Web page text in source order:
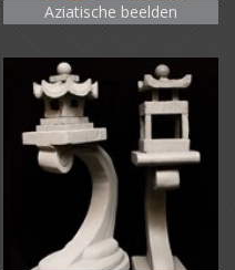
Aziatische beelden